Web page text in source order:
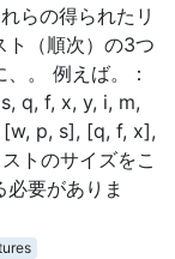
らの得られたリ
ト（順次）の3つ
。 例えば。：
q, f, x, y, i, m,
p, s], [q, f, x],
トのサイズをこ
要がありま